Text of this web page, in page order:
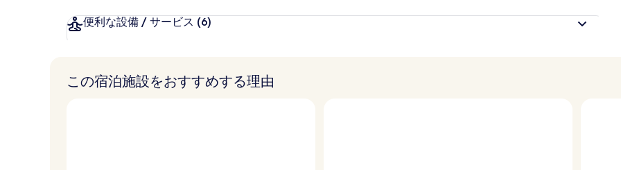
ミ
便利な設備 / サービス (6)
この宿泊施設をおすすめする理由